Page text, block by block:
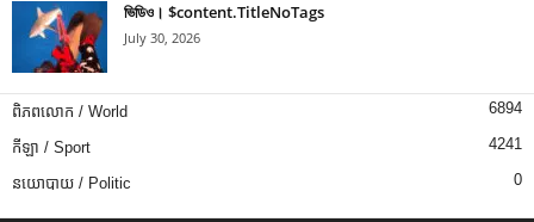
ভিডিও। $content.TitleNoTags
July 30, 2026
ពិភពលោក / World 6894
កីឡា / Sport 4241
នយោបាយ / Politic 0